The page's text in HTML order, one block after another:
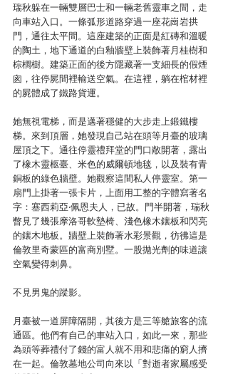
瑞秋躲在一輛雙層巴士和一輛老舊靈車之間，走
向車站入口。一條弧形道路穿過一座花崗岩拱
門，通往太平間。這座建築的正面是紅磚和溫暖
的陶土，地下通道的白釉牆壁上裝飾著月桂樹和
棕櫚樹。建築正面的後方隱藏著一支細長的假煙
囪，往停屍間裡輸送空氣。在這裡，躺在棺材裡
的屍體成了鐵路貨運。
她無視電梯，而是邁著穩健的大步走上鍛鐵樓
梯。來到頂層，她發現自己站在頭等月臺的玻璃
屋頂之下。通往停靈禮拜堂的門口敞開著，露出
了橡木靈柩臺、米色的威爾頓地毯，以及裝有青
銅板的綠色牆壁。她觀察這間私人停靈室。第一
扇門上掛著一張卡片，上面用工整的字體寫著名
字：塞西莉亞‧佩恩夫人，已故。門半開著，瑞秋
瞥見了幾張摩洛哥軟墊椅、淺色橡木鑲板和閃亮
的鑲木地板。牆壁上裝飾著水彩景觀，彷彿這是
倫敦里奇蒙區的富商別墅。一股拋光劑的味道讓
空氣變得刺鼻。
不見男鬼的蹤影。
月臺被一道屏障隔開，其後方是三等艙旅客的流
通區。他們有自己的車站入口，如此一來，那些
為頭等葬禮付了錢的富人就不用和悲痛的窮人擠
在一起。倫敦墓地公司向來以「對逝者家屬感受